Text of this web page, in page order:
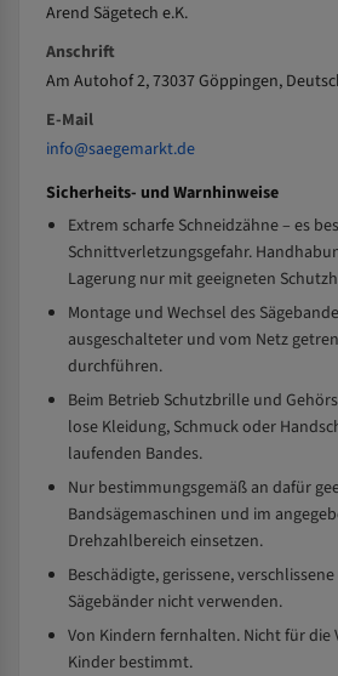
Arend Sägetech e.K.
Anschrift
Am Autohof 2, 73037 Göppingen,
E-Mail
info@saegemarkt.de
Sicherheits- und Warnhinweise
Extrem scharfe Schneidzähne – es
Schnittverletzungsgefahr.
Lagerung nur mit geeigneten
Montage und Wechsel des
ausgeschalteter und vom Netz
durchführen.
Beim Betrieb Schutzbrille und
lose Kleidung, Schmuck oder
laufenden Bandes.
Nur bestimmungsgemäß an dafür
Bandsägemaschinen und im
Drehzahlbereich einsetzen.
Beschädigte, gerissene,
Sägebänder nicht verwenden.
Von Kindern fernhalten. Nicht für die
Kinder bestimmt.